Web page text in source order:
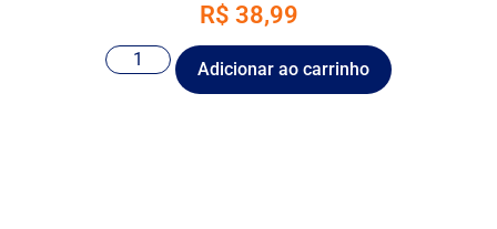
R$ 38,99
Adicionar ao carrinho